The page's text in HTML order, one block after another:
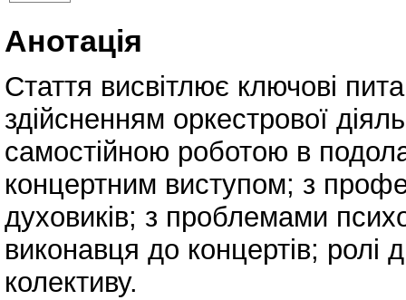
Анотація
Стаття висвітлює ключові
здійсненням оркестрової
самостійною роботою в
концертним виступом; з
духовиків; з проблемами
виконавця до концертів; ролі
колективу.